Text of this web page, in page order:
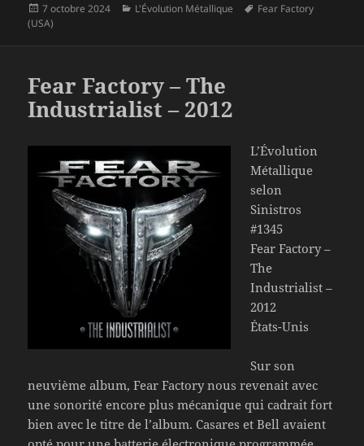
Publié
le
7 octobre 2024 Catégories
L'Évolution Métallique
Mots-
Fear Factory
(USA)
Fear Factory – The
Industrialist – 2012
L’Évolution
Métallique
selon
Sinistros
#1345
Fear Factory –
The
Industrialist –
2012
États-Unis
Sur son
neuvième album, Fear Factory nous revenait avec
une sonorité encore plus mécanique qui cadrait fort
bien avec le titre de l’album. Casares et Bell avaient